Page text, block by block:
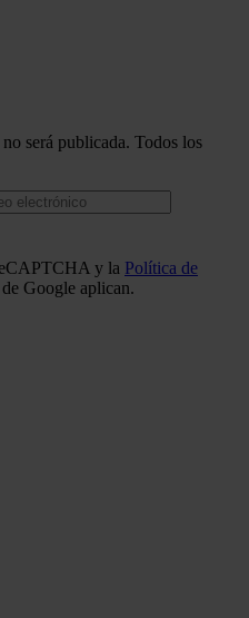
será publicada. Todos los
y la Política de
de Google aplican.